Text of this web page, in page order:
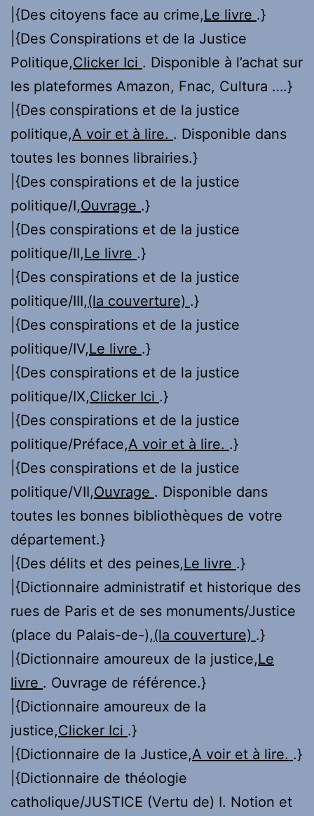
|{Des citoyens face au crime,Le livre .}
|{Des Conspirations et de la Justice
Politique,Clicker Ici . Disponible à l’achat sur
les plateformes Amazon, Fnac, Cultura ….}
|{Des conspirations et de la justice
politique,A voir et à lire. . Disponible dans
toutes les bonnes librairies.}
|{Des conspirations et de la justice
politique/I,Ouvrage .}
|{Des conspirations et de la justice
politique/II,Le livre .}
|{Des conspirations et de la justice
politique/III,(la couverture) .}
|{Des conspirations et de la justice
politique/IV,Le livre .}
|{Des conspirations et de la justice
politique/IX,Clicker Ici .}
|{Des conspirations et de la justice
politique/Préface,A voir et à lire. .}
|{Des conspirations et de la justice
politique/VII,Ouvrage . Disponible dans
toutes les bonnes bibliothèques de votre
département.}
|{Des délits et des peines,Le livre .}
|{Dictionnaire administratif et historique des
rues de Paris et de ses monuments/Justice
(place du Palais-de-),(la couverture) .}
|{Dictionnaire amoureux de la justice,Le
livre . Ouvrage de référence.}
|{Dictionnaire amoureux de la
justice,Clicker Ici .}
|{Dictionnaire de la Justice,A voir et à lire. .}
|{Dictionnaire de théologie
catholique/JUSTICE (Vertu de) I. Notion et